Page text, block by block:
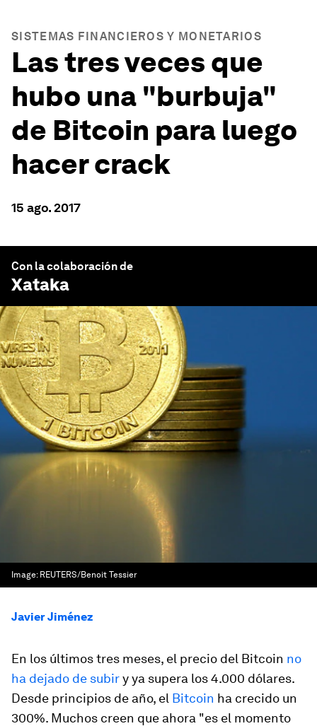
SISTEMAS FINANCIEROS Y MONETARIOS
Las tres veces que
hubo una "burbuja"
de Bitcoin para luego
hacer crack
15 ago. 2017
Con la colaboración de
Xataka
Image: REUTERS/Benoit Tessier
Javier Jiménez
En los últimos tres meses, el precio del Bitcoin no
ha dejado de subiry ya supera los 4.000 dólares.
Desde principios de año, el Bitcoin ha crecido un
300%. Muchos creen que ahora "es el momento